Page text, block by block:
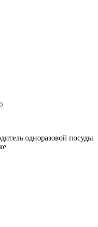
одноразовой посуды